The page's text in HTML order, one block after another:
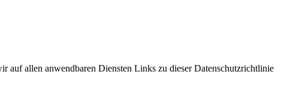
auf allen anwendbaren Diensten Links zu dieser Datenschutzrichtlinie